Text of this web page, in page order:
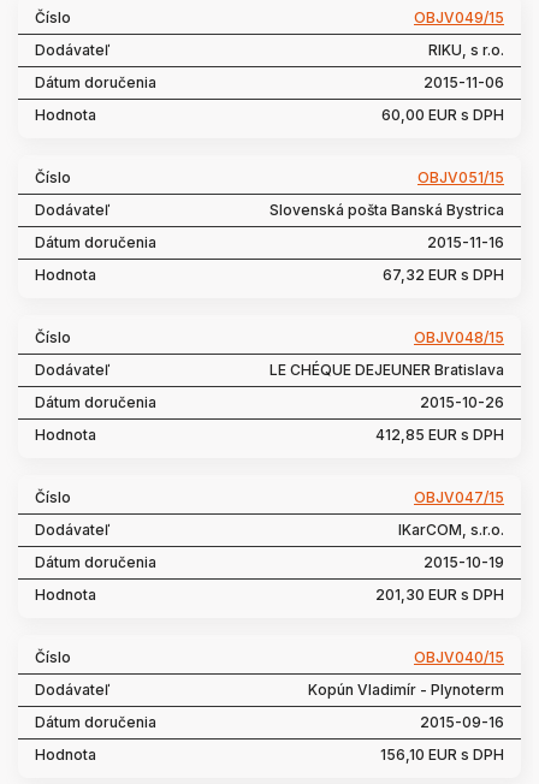
OBJV049/15
RIKU, s r.o.
2015-11-06
60,00 EUR s DPH
OBJV051/15
Slovenská pošta Banská Bystrica
2015-11-16
67,32 EUR s DPH
OBJV048/15
LE CHÉQUE DEJEUNER Bratislava
2015-10-26
412,85 EUR s DPH
OBJV047/15
IKarCOM, s.r.o.
2015-10-19
201,30 EUR s DPH
OBJV040/15
Kopún Vladimír - Plynoterm
2015-09-16
156,10 EUR s DPH